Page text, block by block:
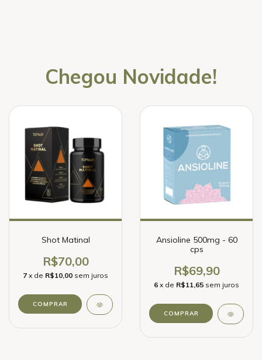
Chegou Novidade!
Shot Matinal
R$70,00
7 x de R$10,00 sem juros
Ansioline 500mg - 60
cps
R$69,90
6 x de R$11,65 sem juros